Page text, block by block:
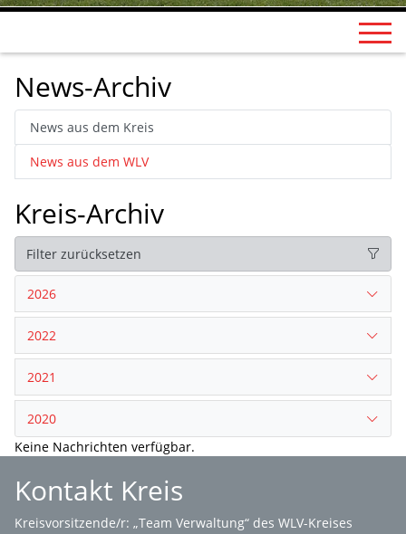
News-Archiv
News aus dem Kreis
News aus dem WLV
Kreis-Archiv
Filter zurücksetzen
2026
2022
2021
2020
Keine Nachrichten verfügbar.
Kontakt Kreis
Kreisvorsitzende/r: „Team Verwaltung“ des WLV-Kreises